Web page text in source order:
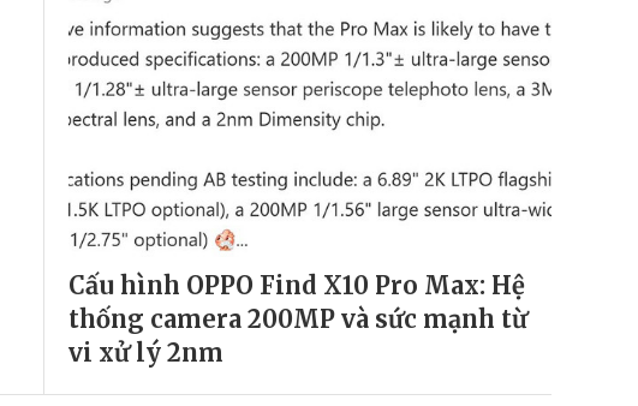
Cấu hình OPPO Find X10 Pro Max: Hệ
thống camera 200MP và sức mạnh từ
vi xử lý 2nm